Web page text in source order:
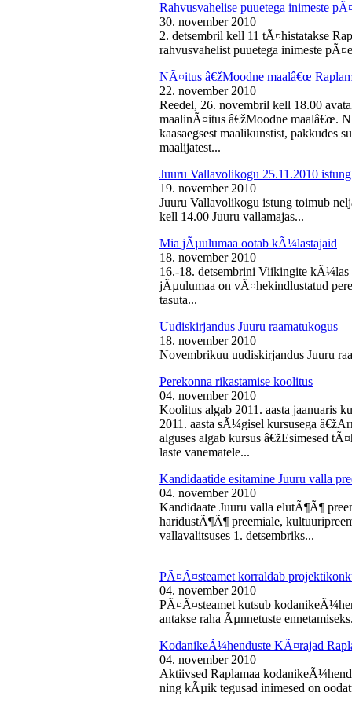
Rahvusvahelise puuetega inimeste
30. november 2010
2. detsembril kell 11 tÃ¤histatakse
rahvusvahelist puuetega inimeste
NÃ¤itus â€žMoodne maalâ€œ
22. november 2010
Reedel, 26. novembril kell 18.00
maalinÃ¤itus â€žMoodne maalâ€œ.
kaasaegsest maalikunstist, pakkudes
maalijatest...
Juuru Vallavolikogu 25.11.2010 istung
19. november 2010
Juuru Vallavolikogu istung toimub
kell 14.00 Juuru vallamajas...
Mia jÃµulumaa ootab kÃ¼lastajaid
18. november 2010
16.-18. detsembrini Viikingite
jÃµulumaa on vÃ¤hekindlustatud
tasuta...
Uudiskirjandus Juuru raamatukogus
18. november 2010
Novembrikuu uudiskirjandus Juuru
Perekonna rikastamise koolitus
04. november 2010
Koolitus algab 2011. aasta jaanuaris
2011. aasta sÃ¼gisel kursusega
alguses algab kursus â€žEsimesed
laste vanematele...
Kandidaatide esitamine Juuru valla
04. november 2010
Kandidaate Juuru valla elutÃ¶Ã¶
haridustÃ¶Ã¶ preemiale,
vallavalitsuses 1. detsembriks...
PÃ¤Ã¤steamet korraldab
04. november 2010
PÃ¤Ã¤steamet kutsub
antakse raha Ãµnnetuste
KodanikeÃ¼henduste KÃ¤rajad
04. november 2010
Aktiivsed Raplamaa
ning kÃµik tegusad inimesed on